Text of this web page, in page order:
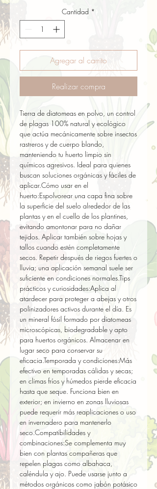
Cantidad *
Agregar al carrito
Realizar compra
Tierra de diatomeas en polvo, un control
de plagas 100% natural y ecológico
que actúa mecánicamente sobre insectos
rastreros y de cuerpo blando,
manteniendo tu huerto limpio sin
químicos agresivos. Ideal para quienes
buscan soluciones orgánicas y fáciles de
aplicar.Cómo usar en el
huerto:Espolvorear una capa fina sobre
la superficie del suelo alrededor de las
plantas y en el cuello de los plantines,
evitando amontonar para no dañar
tejidos. Aplicar también sobre hojas y
tallos cuando estén completamente
secos. Repetir después de riegos fuertes o
lluvia; una aplicación semanal suele ser
suficiente en condiciones normales.Tips
prácticos y curiosidades:Aplica al
atardecer para proteger a abejas y otros
polinizadores activos durante el día. Es
un mineral fósil formado por diatomeas
microscópicas, biodegradable y apto
para huertos orgánicos. Almacenar en
lugar seco para conservar su
eficacia.Temporada y condiciones:Más
efectivo en temporadas cálidas y secas;
en climas fríos y húmedos pierde eficacia
hasta que seque. Funciona bien en
exterior; en invierno en zonas lluviosas
puede requerir más reaplicaciones o uso
en invernadero para mantenerlo
seco.Compatibilidades y
combinaciones:Se complementa muy
bien con plantas compañeras que
repelen plagas como albahaca,
caléndula y ajo. Puede usarse junto a
métodos orgánicos como jabón potásico